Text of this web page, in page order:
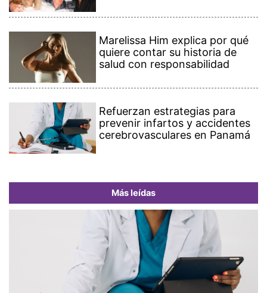
Marelissa Him explica por qué
quiere contar su historia de
salud con responsabilidad
Refuerzan estrategias para
prevenir infartos y accidentes
cerebrovasculares en Panamá
Más leídas